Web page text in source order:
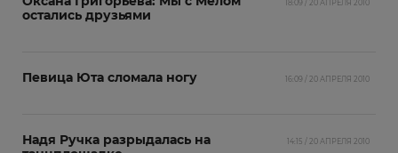
18:09 / 20 АПРЕЛЯ 2010
остались друзьями
16:09 / 20 АПРЕЛЯ 2010
Певица Юта сломала ногу
14:15 / 20 АПРЕЛЯ 2010
Надя Ручка разрыдалась на